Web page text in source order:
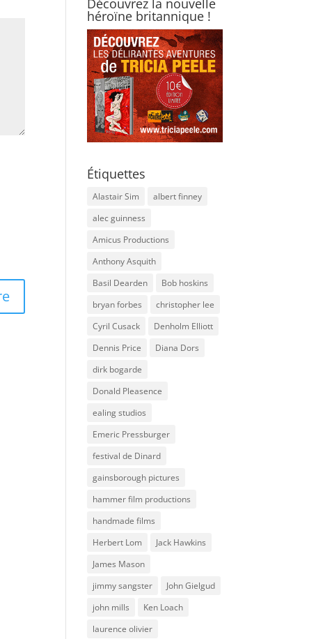
héroïne britannique !
Étiquettes
Alastair Sim
albert finney
alec guinness
Amicus Productions
Anthony Asquith
Basil Dearden
Bob hoskins
bryan forbes
christopher lee
Cyril Cusack
Denholm Elliott
Dennis Price
Diana Dors
dirk bogarde
Donald Pleasence
ealing studios
Emeric Pressburger
festival de Dinard
gainsborough pictures
hammer film productions
handmade films
Herbert Lom
Jack Hawkins
James Mason
jimmy sangster
John Gielgud
john mills
Ken Loach
laurence olivier